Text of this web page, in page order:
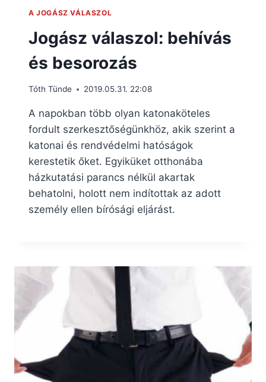
A JOGÁSZ VÁLASZOL
Jogász válaszol: behívás
és besorozás
Tóth Tünde 2019.05.31. 22:08
A napokban több olyan katonaköteles
fordult szerkesztőségünkhöz, akik szerint a
katonai és rendvédelmi hatóságok
kerestetik őket. Egyiküket otthonába
házkutatási parancs nélkül akartak
behatolni, holott nem indítottak az adott
személy ellen bírósági eljárást.